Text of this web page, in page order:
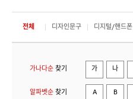
전체 디자인문구 디지털/핸드폰
가나다순 찾기 가 나
알파벳순 찾기 A B